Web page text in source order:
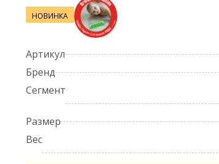
НОВИНКА
Артикул
Бренд
Сегмент
Размер
Вес